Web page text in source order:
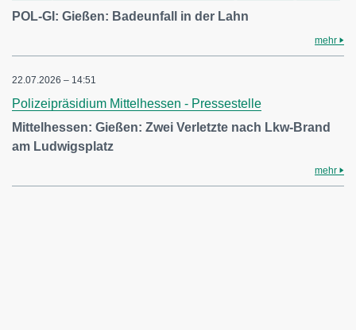
POL-GI: Gießen: Badeunfall in der Lahn
mehr
22.07.2026 – 14:51
Polizeipräsidium Mittelhessen - Pressestelle
Mittelhessen: Gießen: Zwei Verletzte nach Lkw-Brand
am Ludwigsplatz
mehr